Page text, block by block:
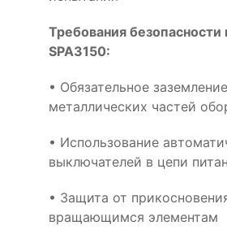
Требования безопасности
SPA3150:
• Обязательное заземление
металлических частей
• Использование
выключателей в цепи
• Защита от
вращающимся элементам